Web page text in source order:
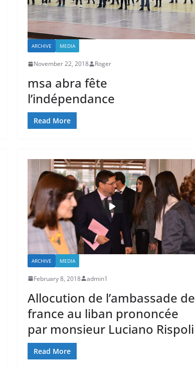
ARCHIVE MEDIA
November 22, 2018 Roger
msa abra fête
l’indépendance
Read More
ARCHIVE MEDIA
February 8, 2018 admin1
Allocution de l’ambassade de
france au liban prononcée
par monsieur Luciano Rispoli
Read More